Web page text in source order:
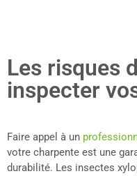
Les risques
inspecter
Faire appel à un
votre charpente est une
durabilité. Les insectes